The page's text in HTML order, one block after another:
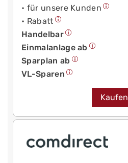
• für unsere Kunden
• Rabatt
Handelbar
Einmalanlage ab
Sparplan ab
VL-Sparen
Kaufen